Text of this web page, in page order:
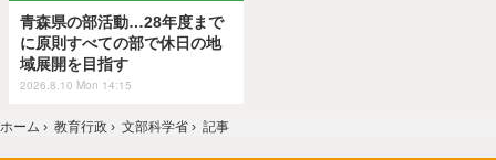
青森県の部活動…28年度まで
に原則すべての部で休日の地
域展開を目指す
2026.8.10 Mon 14:15
ホーム › 教育行政 › 文部科学省 › 記事